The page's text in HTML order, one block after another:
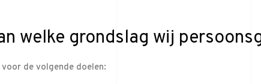
welke grondslag wij
de volgende doelen: